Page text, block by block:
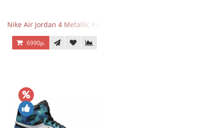
Nike Air Jordan 4 Metallic Pack Purple
6990р.